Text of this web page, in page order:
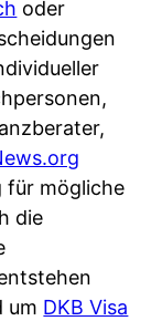
oder
für mögliche
die
um DKB Visa